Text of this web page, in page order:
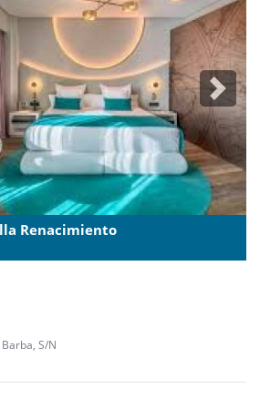
Next
Renacimiento
S/N